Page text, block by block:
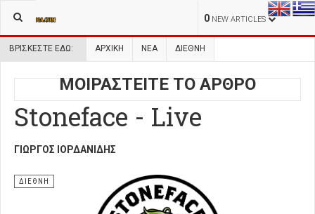
0 NEW ARTICLES
ΒΡΊΣΚΕΣΤΕ ΕΔΏ: ΑΡΧΙΚΉ ΝΕΑ ΔΙΕΘΝΗ
ΜΟΙΡΑΣΤΕΙΤΕ ΤΟ ΑΡΘΡΟ
Stoneface - Live
ΓΙΏΡΓΟΣ ΙΟΡΔΑΝΊΔΗΣ
ΔΙΕΘΝΗ